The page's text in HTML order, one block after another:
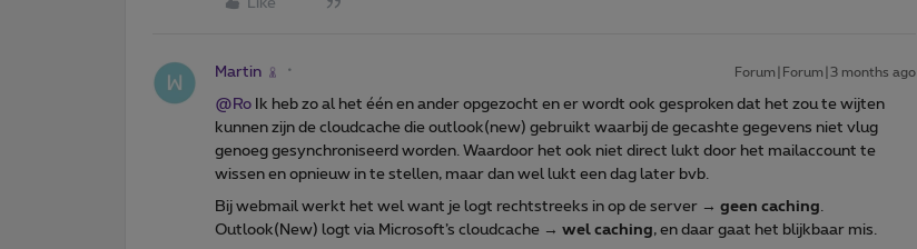
Martin Forum|Forum|3 months ago
@Ro Ik heb zo al het één en ander opgezocht en er wordt ook gesproken dat het zou te wijten
kunnen zijn de cloudcache die outlook(new) gebruikt waarbij de gecashte gegevens niet vlug
genoeg gesynchroniseerd worden. Waardoor het ook niet direct lukt door het mailaccount te
wissen en opnieuw in te stellen, maar dan wel lukt een dag later bvb.
Bij webmail werkt het wel want je logt rechtstreeks in op de server → geen caching
Outlook(New) logt via Microsoft’s cloudcache → wel caching, en daar gaat het blijkbaar mis.